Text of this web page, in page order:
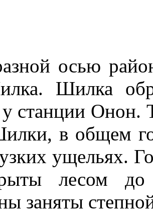
осью
Шилка
стан­ции Онон.
в общем
ущельях.
лесом до
заняты